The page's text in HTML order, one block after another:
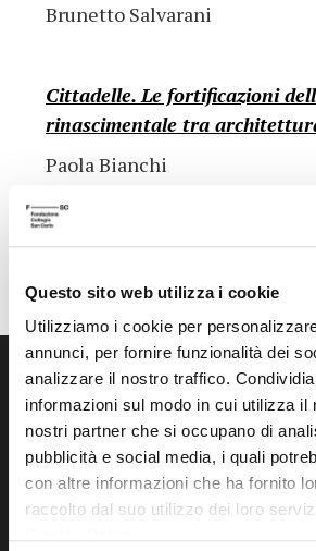
Questo sito web utilizza i cookie
Utilizziamo i cookie per
annunci, per fornire funzionalità dei
analizzare il nostro traffico.
informazioni sul modo in cui utilizza il
nostri partner che si occupano di
pubblicità e social media, i quali
con altre informazioni che ha fornito
raccolto dal suo utilizzo dei loro
Brunetto Salvarani
Cittadelle. Le fortificazioni
rinascimentale tra
Paola Bianchi
Fondazione Collegio